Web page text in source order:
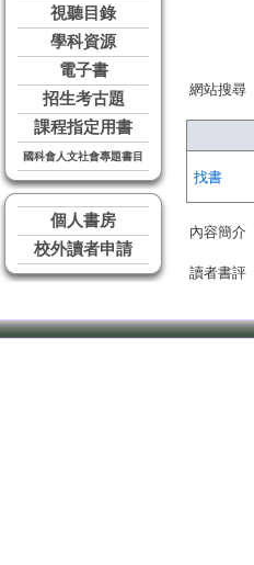
視聽目錄
學科資源
電子書
招生考古題
課程指定用書
國科會人文社會專題書目
個人書房
校外讀者申請
網站搜尋
找書
內容簡介
讀者書評